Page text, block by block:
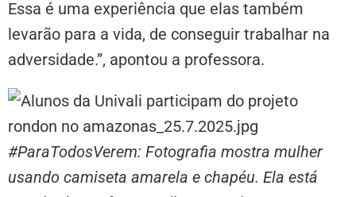
Essa é uma experiência que elas também
levarão para a vida, de conseguir trabalhar na
adversidade.”, apontou a professora.
#ParaTodosVerem: Fotografia mostra mulher
usando camiseta amarela e chapéu. Ela está